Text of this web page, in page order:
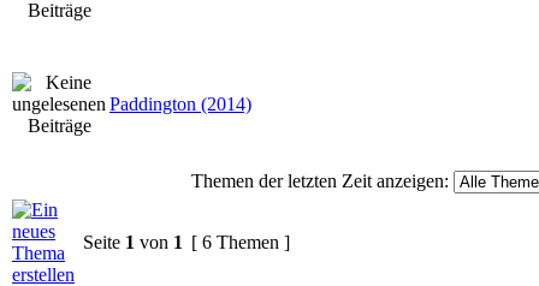
Paddington (2014)
Themen der letzten Zeit anzeigen:
Seite 1 von 1 [ 6 Themen ]